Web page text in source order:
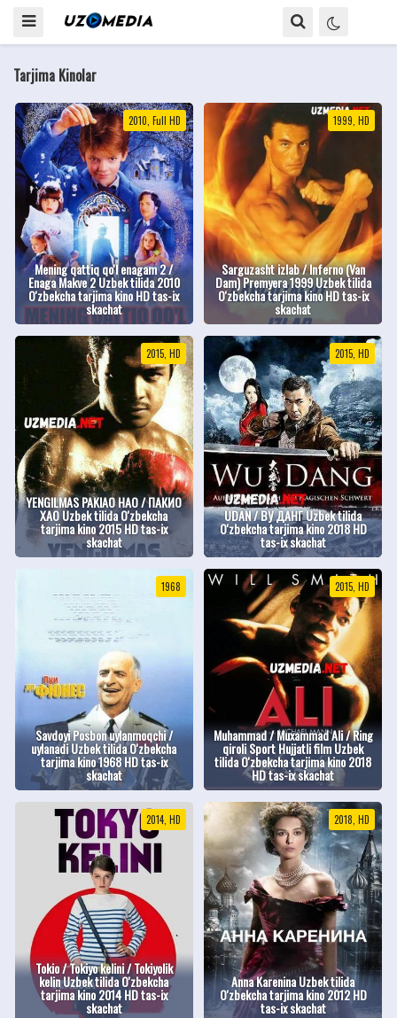
Tarjima Kinolar
2010, Full HD
Mening qattiq qo'l enagam 2 /
Enaga Makve 2 Uzbek tilida 2010
O'zbekcha tarjima kino HD tas-ix
skachat
1999, HD
Sarguzasht izlab / Inferno (Van
Dam) Premyera 1999 Uzbek tilida
O'zbekcha tarjima kino HD tas-ix
skachat
2015, HD
YENGILMAS PAKIAO HAO / ПАКИО
ХАО Uzbek tilida O'zbekcha
tarjima kino 2015 HD tas-ix
skachat
2015, HD
UDAN / ВУ ДАНГ Uzbek tilida
O'zbekcha tarjima kino 2018 HD
tas-ix skachat
1968
Savdoyi Posbon uylanmoqchi /
uylanadi Uzbek tilida O'zbekcha
tarjima kino 1968 HD tas-ix
skachat
2015, HD
Muhammad / Muxammad Ali / Ring
qiroli Sport Hujjatli film Uzbek
tilida O'zbekcha tarjima kino 2018
HD tas-ix skachat
2014, HD
Tokio / Tokiyo kelini / Tokiyolik
kelin Uzbek tilida O'zbekcha
tarjima kino 2014 HD tas-ix
skachat
2018, HD
Anna Karenina Uzbek tilida
O'zbekcha tarjima kino 2012 HD
tas-ix skachat